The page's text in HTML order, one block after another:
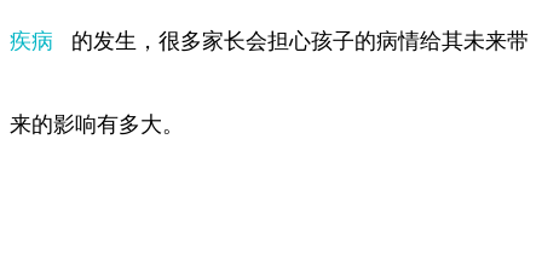
疾病 的发生，很多家长会担心孩子的病情给其未来带
来的影响有多大。